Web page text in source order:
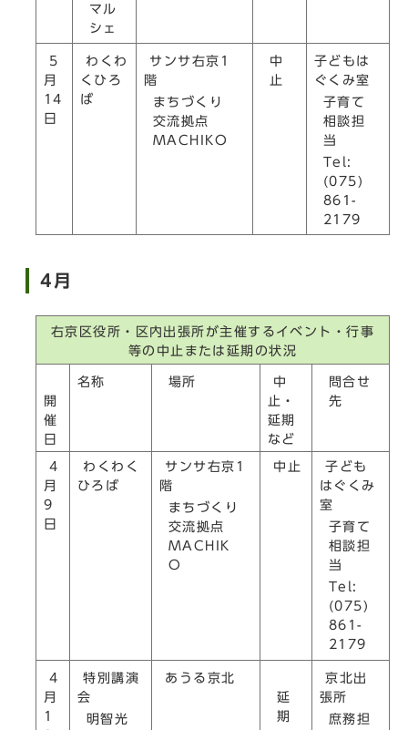
マル
シェ
5
月
14
日
わくわ
くひろ
ば
サンサ右京1
階
まちづくり
交流拠点
MACHIKO
中
止
子どもは
ぐくみ室
子育て
相談担
当
Tel:
(075)
861-
2179
4月
右京区役所・区内出張所が主催するイベント・行事
等の中止または延期の状況
開
催
日
名称 場所
中
止・
延期
など
問合せ
先
4
月
9
日
わくわく
ひろば
サンサ右京1
階
まちづくり
交流拠点
MACHIK
O
中止
子ども
はぐくみ
室
子育て
相談担
当
Tel:
(075)
861-
2179
4
月
1
特別講演
会
明智光
あうる京北
延
期
京北出
張所
庶務担